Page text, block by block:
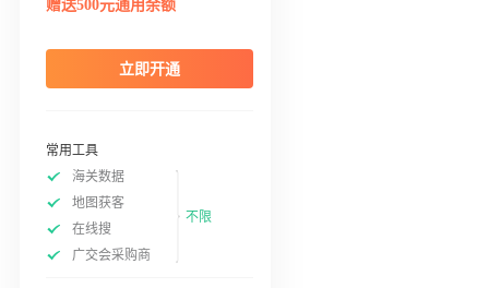
赠送500元通用余额
立即开通
常用工具
海关数据
地图获客
在线搜
广交会采购商
不限